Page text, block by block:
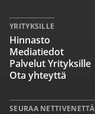
SEURAA NETTIVENETTÄ
YRITYKSILLE
Hinnasto
Mediatiedot
Palvelut Yrityksille
Ota yhteyttä